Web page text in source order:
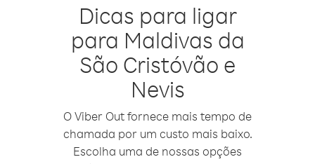
Dicas para ligar
para Maldivas da
São Cristóvão e
Nevis
O Viber Out fornece mais tempo de
chamada por um custo mais baixo.
Escolha uma de nossas opções